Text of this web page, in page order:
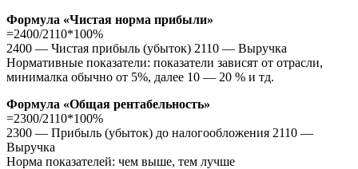
Формула «Чистая норма прибыли»
=2400/2110*100%
2400 — Чистая прибыль (убыток) 2110 — Выручка
Нормативные показатели: показатели зависят от отрасли,
минималка обычно от 5%, далее 10 — 20 % и тд.
Формула «Общая рентабельность»
=2300/2110*100%
2300 — Прибыль (убыток) до налогообложения 2110 —
Выручка
Норма показателей: чем выше, тем лучше